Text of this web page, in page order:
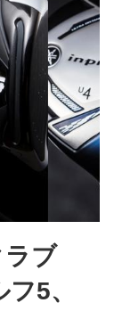
ラブ
5、